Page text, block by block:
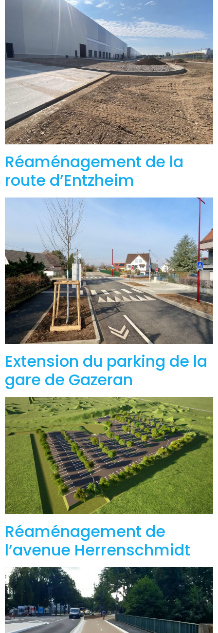
Réaménagement de la
route d’Entzheim
Extension du parking de la
gare de Gazeran
Réaménagement de
l’avenue Herrenschmidt